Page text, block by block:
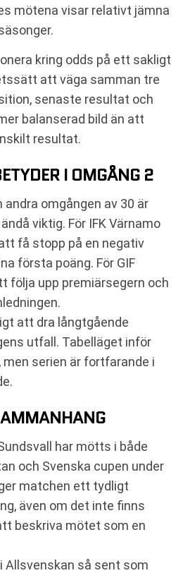
mötena visar relativt jämna
kring odds på ett sakligt
att väga samman tre
senaste resultat och
balanserad bild än att
resultat.
I OMGÅNG 2
omgången av 30 är
viktig. För IFK Värnamo
få stopp på en negativ
första poäng. För GIF
följa upp premiärsegern och
att dra långtgående
utfall. Tabelläget inför
serien är fortfarande i
har mötts i både
och Svenska cupen under
matchen ett tydligt
även om det inte finns
beskriva mötet som en
Allsvenskan så sent som